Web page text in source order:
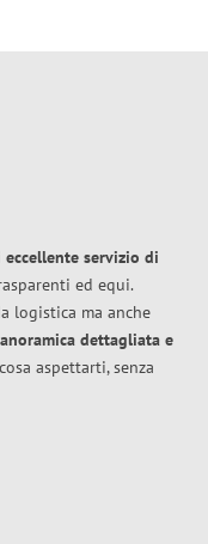
eccellente servizio di
ed equi.
logistica ma anche
dettagliata e
aspettarti, senza